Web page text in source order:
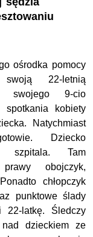
ośrodka pomocy
22-letnią
swojego 9-cio
kobiety
Natychmiast
Dziecko
szpitala. Tam
obojczyk,
chłopczyk
punktowe ślady
22-latkę. Śledczy
dzieckiem ze